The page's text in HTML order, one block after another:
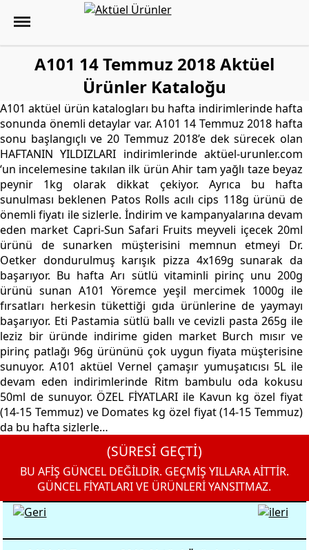
A101 14 Temmuz 2018 Aktüel
Ürünler Kataloğu
A101 aktüel ürün katalogları bu hafta indirimlerinde hafta
sonunda önemli detaylar var. A101 14 Temmuz 2018 hafta
sonu başlangıçlı ve 20 Temmuz 2018’e dek sürecek olan
HAFTANIN YILDIZLARI indirimlerinde aktüel-urunler.com
‘un incelemesine takılan ilk ürün Ahir tam yağlı taze beyaz
peynir 1kg olarak dikkat çekiyor. Ayrıca bu hafta
sunulması beklenen Patos Rolls acılı cips 118g ürünü de
önemli fiyatı ile sizlerle. İndirim ve kampanyalarına devam
eden market Capri-Sun Safari Fruits meyveli içecek 20ml
ürünü de sunarken müşterisini memnun etmeyi Dr.
Oetker dondurulmuş karışık pizza 4x169g sunarak da
başarıyor. Bu hafta Arı sütlü vitaminli pirinç unu 200g
ürünü sunan A101 Yöremce yeşil mercimek 1000g ile
fırsatları herkesin tükettiği gıda ürünlerine de yaymayı
başarıyor. Eti Pastamia sütlü ballı ve cevizli pasta 265g ile
leziz bir üründe indirime giden market Burch mısır ve
pirinç patlağı 96g ürününü çok uygun fiyata müşterisine
sunuyor. A101 aktüel Vernel çamaşır yumuşatıcısı 5L ile
devam eden indirimlerinde Ritm bambulu oda kokusu
50ml de sunuyor. ÖZEL FİYATLARI ile Kavun kg özel fiyat
(14-15 Temmuz) ve Domates kg özel fiyat (14-15 Temmuz)
da bu hafta sizlerle…
(SÜRESİ GEÇTİ)
BU AFİŞ GÜNCEL DEĞİLDİR. GEÇMİŞ YILLARA AİTTİR.
GÜNCEL FİYATLARI VE ÜRÜNLERİ YANSITMAZ.